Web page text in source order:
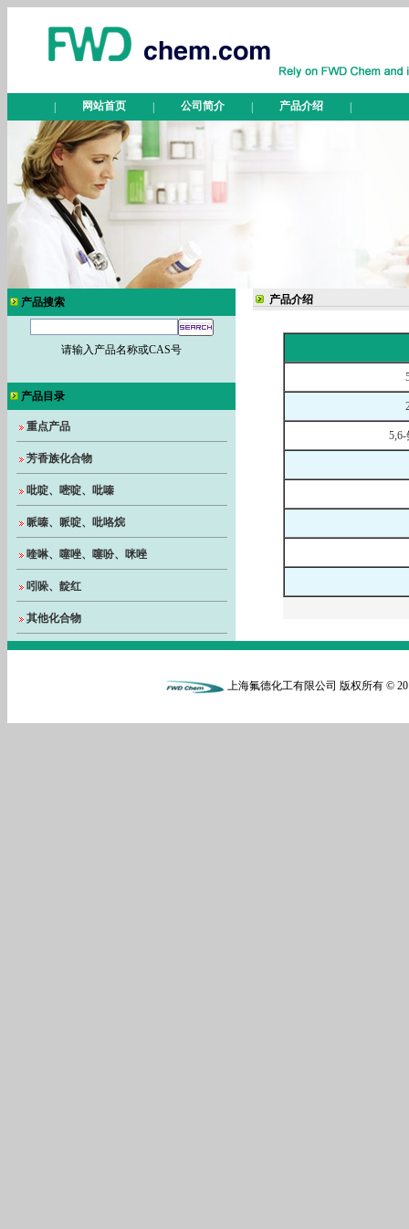
网站首页 公司简介 产品介绍
产品搜索
请输入产品名称或CAS号
产品目录
重点产品
芳香族化合物
吡啶、嘧啶、吡嗪
哌嗪、哌啶、吡咯烷
喹啉、噻唑、噻吩、咪唑
吲哚、靛红
其他化合物
产品介绍
上海氟德化工有限公司 版权所有 ©